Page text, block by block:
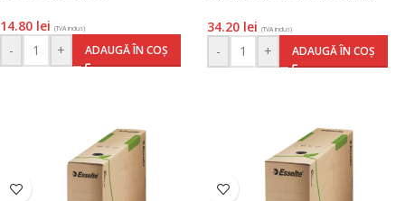
14.80 lei (TVA inclus)
- + ADAUGĂ ÎN COȘ
34.20 lei (TVA inclus)
- + ADAUGĂ ÎN COȘ